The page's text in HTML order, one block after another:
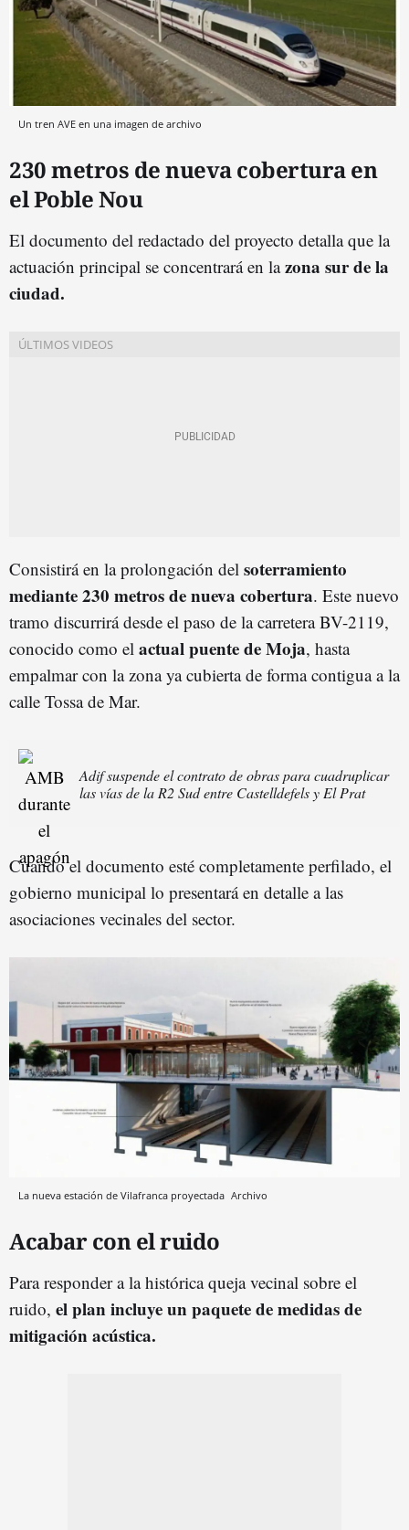
Un tren AVE en una imagen de archivo
230 metros de nueva cobertura en
el Poble Nou
El documento del redactado del proyecto detalla que la
actuación principal se concentrará en lazona sur de la
ciudad.
Consistirá en la prolongación del soterramiento
mediante 230 metros de nueva cobertura. Este nuevo
tramo discurrirá desde el paso de la carretera BV-2119,
conocido como el actual puente de Moja, hasta
empalmar con la zona ya cubierta de forma contigua a la
calle Tossa de Mar.
Adif suspende el contrato de obras para cuadruplicar
las vías de la R2 Sud entre Castelldefels y El Prat
Cuando el documento esté completamente perfilado, el
gobierno municipal lo presentará en detalle a las
asociaciones vecinales del sector.
La nueva estación de Vilafranca proyectada Archivo
Acabar con el ruido
Para responder a la histórica queja vecinal sobre el
ruido, el plan incluye un paquete de medidas de
mitigación acústica.